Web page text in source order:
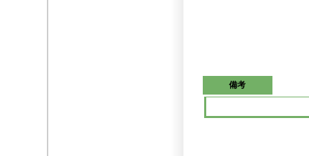
備考